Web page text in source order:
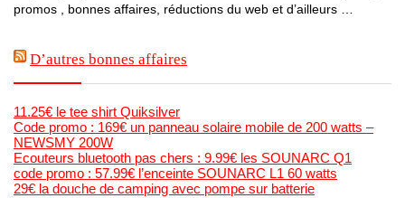
promos , bonnes affaires, réductions du web et d’ailleurs …
D’autres bonnes affaires
11.25€ le tee shirt Quiksilver
Code promo : 169€ un panneau solaire mobile de 200 watts –
NEWSMY 200W
Ecouteurs bluetooth pas chers : 9.99€ les SOUNARC Q1
code promo : 57.99€ l’enceinte SOUNARC L1 60 watts
29€ la douche de camping avec pompe sur batterie